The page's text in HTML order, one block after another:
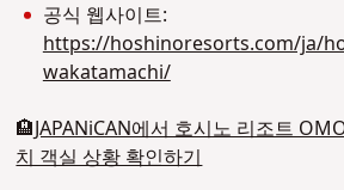
공식 웹사이트:
https://hoshinoresorts.com/ja/
wakatamachi/
🏨JAPANiCAN에서 호시노 리조트
치 객실 상황 확인하기